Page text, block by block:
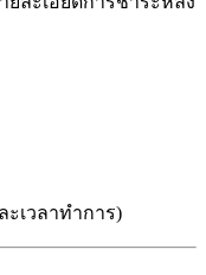
เวลาทำการ)